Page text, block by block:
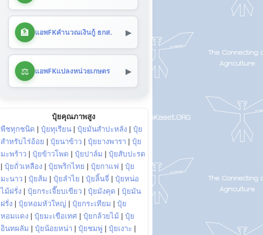
🏦 แอพFKคำนวณเงินกู้ ธกส. ▶
⚖️ แอพFKแปลงหน่วยเกษตร ▶
ปุ๋ยคุณภาพสูง
พืชทุกชนิด | ปุ๋ยทุเรียน | ปุ๋ยมันสำปะหลัง | ปุ๋ย
สำหรับไร่อ้อย | ปุ๋ยนาข้าว | ปุ๋ยยางพารา | ปุ๋ย
มะพร้าว | ปุ๋ยข้าวโพด | ปุ๋ยปาล์ม | ปุ๋ยสับปะรด
| ปุ๋ยถั่วเหลือง | ปุ๋ยพริกไทย | ปุ๋ยกาแฟ | ปุ๋ย
มะนาว | ปุ๋ยส้ม | ปุ๋ยลำไย | ปุ๋ยลิ้นจี่ | ปุ๋ยหน่อ
ไม้ฝรั่ง | ปุ๋ยกระเจี๊ยบเขียว | ปุ๋ยมังคุด | ปุ๋ยมัน
ฝรั่ง | ปุ๋ยหอมหัวใหญ่ | ปุ๋ยกระเทียม | ปุ๋ย
หอมแดง | ปุ๋ยมะเขือเทศ | ปุ๋ยกล้วยไม้ | ปุ๋ย
อินทผลัม | ปุ๋ยน้อยหน่า | ปุ๋ยชมพู่ | ปุ๋ยเงาะ |